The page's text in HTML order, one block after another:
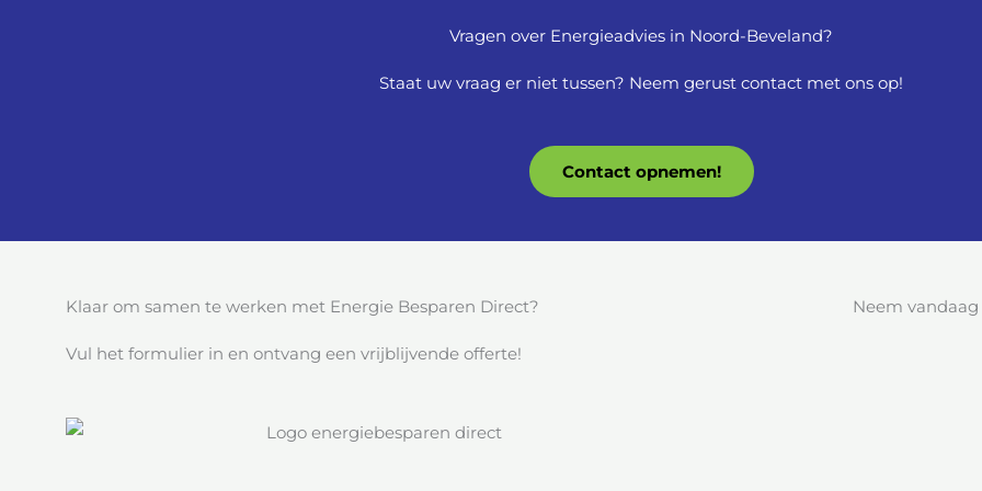
Vragen over Energieadvies in Noord-Beveland?
Staat uw vraag er niet tussen? Neem gerust contact met ons op!
Contact opnemen!
Klaar om samen te werken met Energie Besparen Direct?
Vul het formulier in en ontvang een vrijblijvende offerte!
Neem